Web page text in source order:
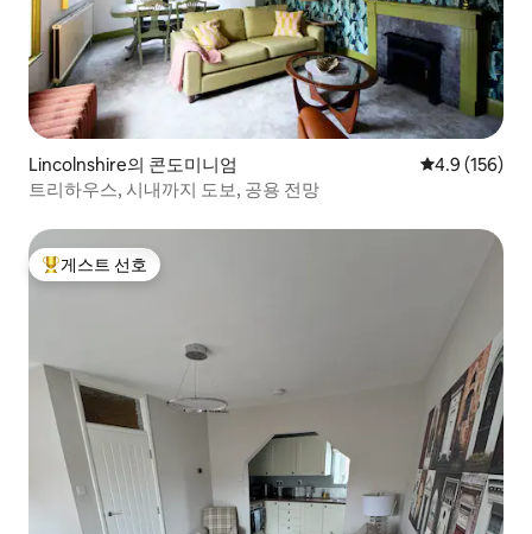
Lincolnshire의 콘도미니엄 평점 4.9점(5
4.9 (156)
트리하우스, 시내까지 도보, 공용 전망
상위 게스트 선호
게스트 선호